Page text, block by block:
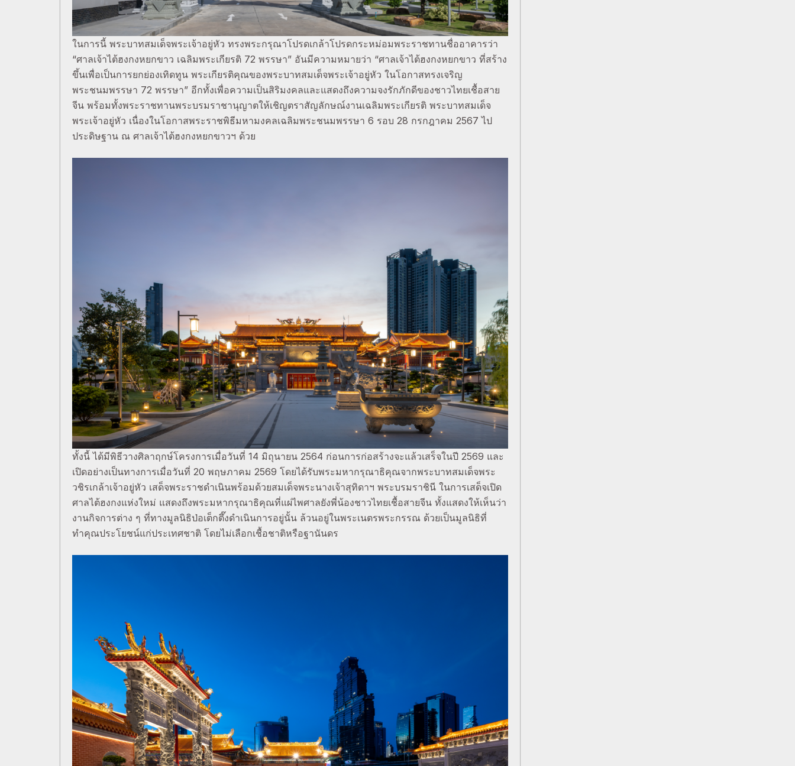
ในการนี้ พระบาทสมเด็จพระเจ้าอยู่หัว ทรงพระกรุณาโปรดเกล้าโปรดกระหม่อมพระราชทานชื่ออาคารว่า
“ศาลเจ้าไต้ฮงกงหยกขาว เฉลิมพระเกียรติ 72 พรรษา” อันมีความหมายว่า “ศาลเจ้าไต้ฮงกงหยกขาว ที่สร้าง
ขึ้นเพื่อเป็นการยกย่องเทิดทูน พระเกียรติคุณของพระบาทสมเด็จพระเจ้าอยู่หัว ในโอกาสทรงเจริญ
พระชนมพรรษา 72 พรรษา” อีกทั้งเพื่อความเป็นสิริมงคลและแสดงถึงความจงรักภักดีของชาวไทยเชื้อสาย
จีน พร้อมทั้งพระราชทานพระบรมราชานุญาตให้เชิญตราสัญลักษณ์งานเฉลิมพระเกียรติ พระบาทสมเด็จ
พระเจ้าอยู่หัว เนื่องในโอกาสพระราชพิธีมหามงคลเฉลิมพระชนมพรรษา 6 รอบ 28 กรกฎาคม 2567 ไป
ประดิษฐาน ณ ศาลเจ้าไต้ฮงกงหยกขาวฯ ด้วย
ทั้งนี้ ได้มีพิธีวางศิลาฤกษ์โครงการเมื่อวันที่ 14 มิถุนายน 2564 ก่อนการก่อสร้างจะแล้วเสร็จในปี 2569 และ
เปิดอย่างเป็นทางการเมื่อวันที่ 20 พฤษภาคม 2569 โดยได้รับพระมหากรุณาธิคุณจากพระบาทสมเด็จพระ
วชิรเกล้าเจ้าอยู่หัว เสด็จพระราชดำเนินพร้อมด้วยสมเด็จพระนางเจ้าสุทิดาฯ พระบรมราชินี ในการเสด็จเปิด
ศาลไต้ฮงกงแห่งใหม่ แสดงถึงพระมหากรุณาธิคุณที่แผ่ไพศาลยังพี่น้องชาวไทยเชื้อสายจีน ทั้งแสดงให้เห็นว่า
งานกิจการต่าง ๆ ที่ทางมูลนิธิป่อเต็กตึ๊งดำเนินการอยู่นั้น ล้วนอยู่ในพระเนตรพระกรรณ ด้วยเป็นมูลนิธิที่
ทำคุณประโยชน์แก่ประเทศชาติ โดยไม่เลือกเชื้อชาติหรือฐานันดร